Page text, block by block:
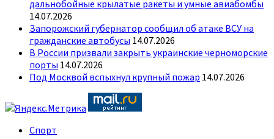
дальнобойные крылатые ракеты и умные авиабомбы
14.07.2026
Запорожский губернатор сообщил об атаке ВСУ на
гражданские автобусы 14.07.2026
В России призвали закрыть украинские черноморские
порты 14.07.2026
Под Москвой вспыхнул крупный пожар 14.07.2026
Спорт